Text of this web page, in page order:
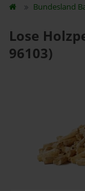
Bundesland
Lose
96103)